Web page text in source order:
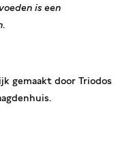
is een
.
gemaakt door Triodos